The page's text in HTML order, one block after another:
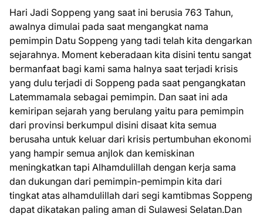
Hari Jadi Soppeng yang saat ini berusia 763 Tahun,
awalnya dimulai pada saat mengangkat nama
pemimpin Datu Soppeng yang tadi telah kita dengarkan
sejarahnya. Moment keberadaan kita disini tentu sangat
bermanfaat bagi kami sama halnya saat terjadi krisis
yang dulu terjadi di Soppeng pada saat pengangkatan
Latemmamala sebagai pemimpin. Dan saat ini ada
kemiripan sejarah yang berulang yaitu para pemimpin
dari provinsi berkumpul disini disaat kita semua
berusaha untuk keluar dari krisis pertumbuhan ekonomi
yang hampir semua anjlok dan kemiskinan
meningkatkan tapi Alhamdulillah dengan kerja sama
dan dukungan dari pemimpin-pemimpin kita dari
tingkat atas alhamdulillah dari segi kamtibmas Soppeng
dapat dikatakan paling aman di Sulawesi Selatan.Dan